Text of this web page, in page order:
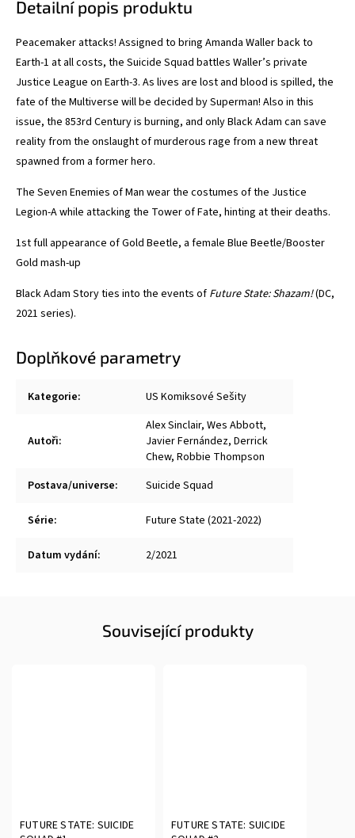
Detailní popis produktu
Peacemaker attacks! Assigned to bring Amanda Waller back to
Earth-1 at all costs, the Suicide Squad battles Waller’s private
Justice League on Earth-3. As lives are lost and blood is spilled, the
fate of the Multiverse will be decided by Superman! Also in this
issue, the 853rd Century is burning, and only Black Adam can save
reality from the onslaught of murderous rage from a new threat
spawned from a former hero.
The Seven Enemies of Man wear the costumes of the Justice
Legion-A while attacking the Tower of Fate, hinting at their deaths.
1st full appearance of Gold Beetle, a female Blue Beetle/Booster
Gold mash-up
Black Adam Story ties into the events of Future State: Shazam!(DC,
2021 series).
Doplňkové parametry
Kategorie: US Komiksové Sešity
Autoři:
Alex Sinclair, Wes Abbott,
Javier Fernández, Derrick
Chew, Robbie Thompson
Postava/universe: Suicide Squad
Série: Future State (2021-2022)
Datum vydání: 2/2021
Související produkty
FUTURE STATE: SUICIDE
FUTURE STATE: SUICIDE